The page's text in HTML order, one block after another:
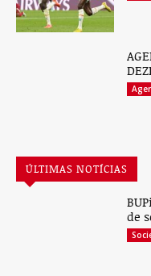
ÚLTIMAS NOTÍCIAS
de